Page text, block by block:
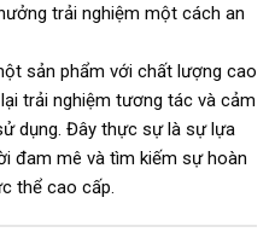
trải nghiệm một cách an
sản phẩm với chất lượng cao
trải nghiệm tương tác và cảm
dụng. Đây thực sự là sự lựa
đam mê và tìm kiếm sự hoàn
thể cao cấp.